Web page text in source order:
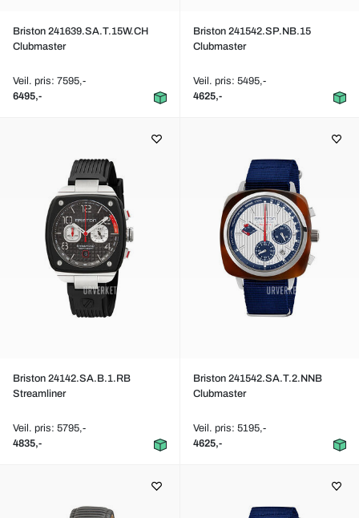
Briston 241639.SA.T.15W.CH
Clubmaster
Veil. pris: 7595,-
6495,-
Briston 241542.SP.NB.15
Clubmaster
Veil. pris: 5495,-
4625,-
Briston 24142.SA.B.1.RB
Streamliner
Veil. pris: 5795,-
4835,-
Briston 241542.SA.T.2.NNB
Clubmaster
Veil. pris: 5195,-
4625,-